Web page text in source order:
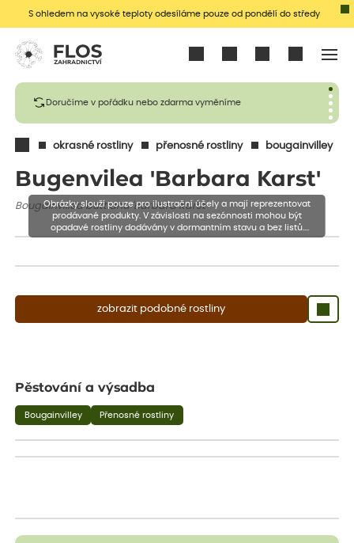
S ohledem na vysoké teploty odesíláme pouze od pondělí do středy
Doručíme v pořádku nebo zdarma vyměníme
okrasné rostliny přenosné rostliny bougainvilley
Bugenvilea 'Barbara Karst'
Bougainvillea buttiana 'Barbara Karst'
zobrazit podobné rostliny
Obrázky slouží pouze pro ilustrační účely a mají reprezentovat
prodávané produkty. V závislosti na sezónnosti mohou být
opadavé rostliny dodávány v dormantním stavu a bez listů.
Rostliny mohou být také sestřiženy níže, než je uvedená výška,
Pěstování a výsadba
Bougainvilley Přenosné rostliny